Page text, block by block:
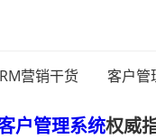
营销干货 客户管
户管理系统权威